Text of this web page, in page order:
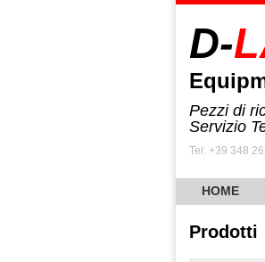
D-
Pezzi di
Servizio
Tel: +39 348
HOME
Prodotti